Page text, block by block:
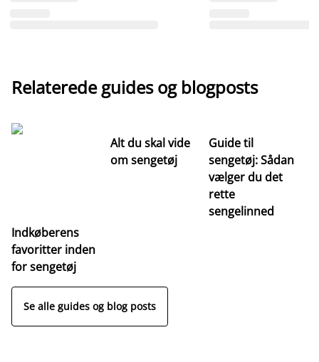
Relaterede guides og blogposts
Indkøberens
favoritter inden
for sengetøj
Alt du skal vide
om sengetøj
Guide til
sengetøj: Sådan
vælger du det
rette
sengelinned
Se alle guides og blog posts